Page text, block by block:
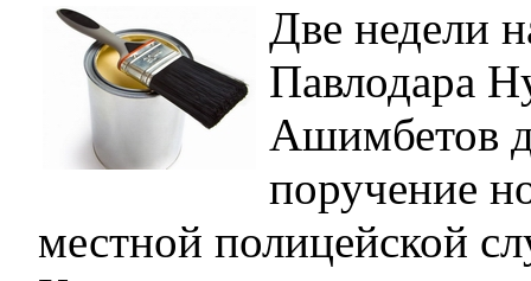
Две недели
Павлодара
Ашимбетов
поручение
местной полицейской